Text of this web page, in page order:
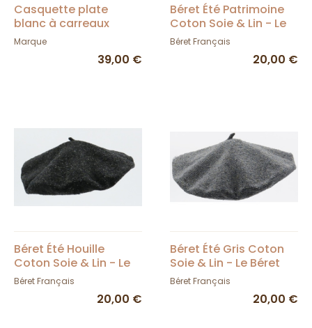
Casquette plate
blanc à carreaux
Classique
Marque
39,00 €
Béret Été Patrimoine
Coton Soie & Lin - Le
Béret Français
Béret Français
20,00 €
Béret Été Houille
Coton Soie & Lin - Le
Béret Français
Béret Français
20,00 €
Béret Été Gris Coton
Soie & Lin - Le Béret
Français
Béret Français
20,00 €